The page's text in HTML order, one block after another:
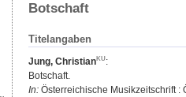
Botschaft
Titelangaben
Jung, Christian
:
Botschaft.
In: Österreichische Musikzeitschrift :